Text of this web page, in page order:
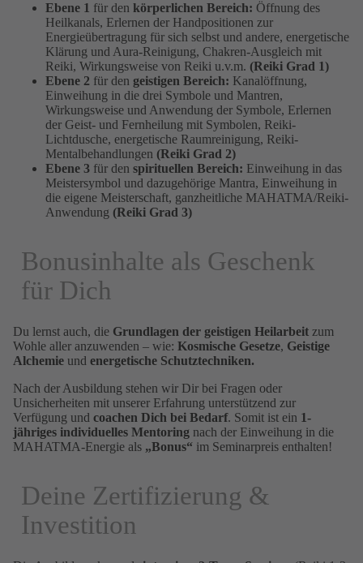
Ebene 1 für den körperlichen Bereich: Öffnung des
Heilkanals, Erlernen der Handpositionen zur
Energieübertragung für sich selbst und andere, energetische
Klärung und Aura-Reinigung, Chakren-Ausgleich mit
Reiki, Wirkungsweise von Reiki u.v.m. (Reiki Grad 1)
Ebene 2 für den geistigen Bereich: Kanalöffnung,
Einweihung in die drei Symbole und Mantren,
Wirkungsweise und Anwendung der Symbole, Erlernen
der Geist- und Fernheilung mit Symbolen, Reiki-
Lichtdusche, energetische Raumreinigung, Reiki-
Mentalbehandlungen (Reiki Grad 2)
Ebene 3 für den spirituellen Bereich: Einweihung in das
Meistersymbol und dazugehörige Mantra, Einweihung in
die eigene Meisterschaft, ganzheitliche MAHATMA/Reiki-
Anwendung (Reiki Grad 3)
Bonusinhalte als Geschenk
für Dich
Du lernst auch, die Grundlagen der geistigen Heilarbeit zum
Wohle aller anzuwenden – wie: Kosmische Gesetze, Geistige
Alchemie und energetische Schutztechniken.
Nach der Ausbildung stehen wir Dir bei Fragen oder
Unsicherheiten mit unserer Erfahrung unterstützend zur
Verfügung und coachen Dich bei Bedarf. Somit ist ein 1-
jähriges individuelles Mentoring nach der Einweihung in die
MAHATMA-Energie als „Bonus“ im Seminarpreis enthalten!
Deine Zertifizierung &
Investition